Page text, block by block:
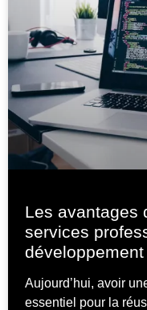
Les avantages
services
développement
Aujourd’hui, avoir
essentiel pour la